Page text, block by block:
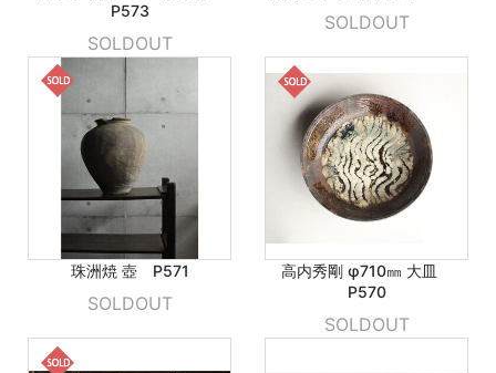
P573
SOLDOUT
SOLDOUT
珠洲焼 壺 P571
SOLDOUT
高内秀剛 φ710㎜ 大皿
P570
SOLDOUT